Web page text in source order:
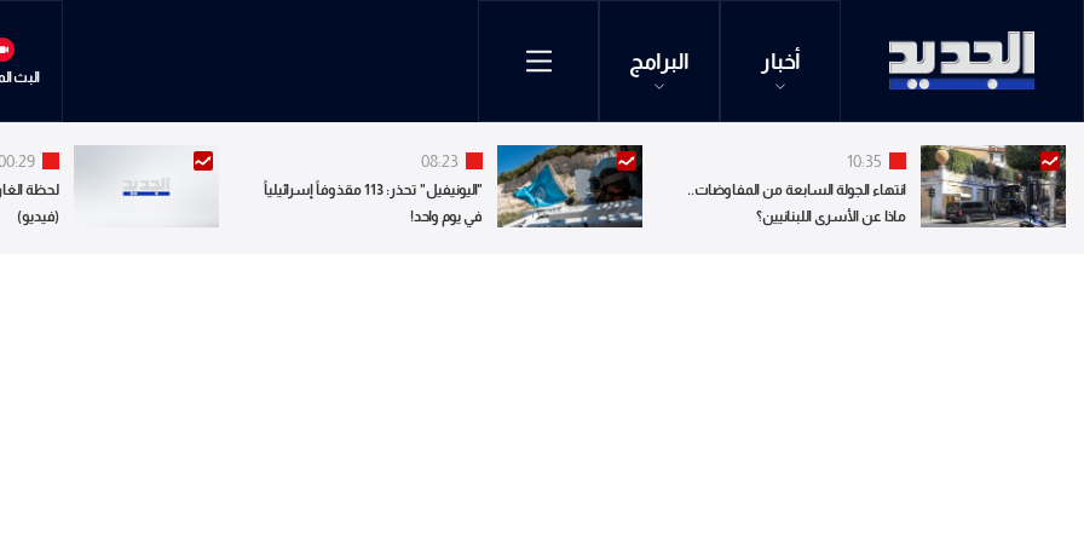
أخبار البرامج
البث
10:35
انتهاء الجولة السابعة من المفاوضات..
ماذا عن الأسرى اللبنانيين؟
08:23
"اليونيفيل" تحذر: 113 مقذوفاً إسرائيلياً
في يوم واحد!
لحظة
(فيديو)